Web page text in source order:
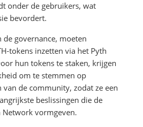
onder de gebruikers, wat
bevordert.
de governance, moeten
tokens inzetten via het Pyth
hun tokens te staken, krijgen
om te stemmen op
de community, zodat ze een
beslissingen die de
vormgeven.